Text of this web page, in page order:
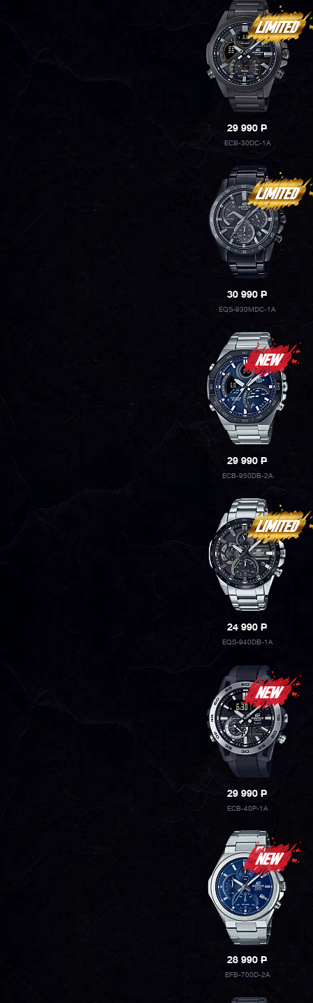
29 990P
ECB-30DC-1A
30 990P
EQS-930MDC-1A
29 990P
ECB-950DB-2A
24 990P
EQS-940DB-1A
29 990P
ECB-40P-1A
28 990P
EFB-700D-2A